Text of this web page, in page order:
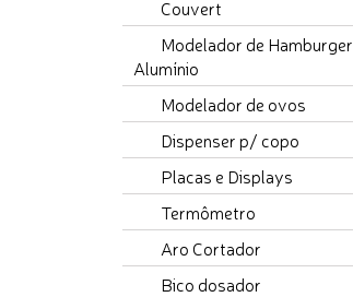
Couvert
Modelador de Hamburger
Alumínio
Modelador de ovos
Dispenser p/ copo
Placas e Displays
Termômetro
Aro Cortador
Bico dosador